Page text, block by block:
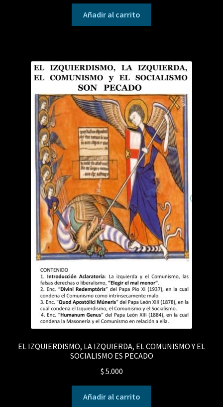
Añadir al carrito
EL IZQUIERDISMO, LA IZQUIERDA, EL COMUNISMO Y EL
SOCIALISMO ES PECADO
$ 5.000
Añadir al carrito